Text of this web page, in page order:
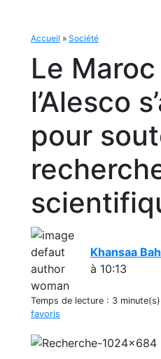
Accueil » Société
Le
l’Alesco
pour
Khansaa
à 10:13
Temps de lecture : 3 minute(s)
favoris